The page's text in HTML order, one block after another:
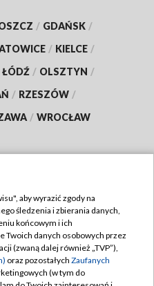
/ GDAŃSK /
/ KIELCE /
ŁÓDŹ / OLSZTYN /
/ RZESZÓW /
/ WROCŁAW
TVP
aby wyrazić zgody na
śledzenia i zbierania danych,
końcowym i ich
Twoich danych osobowych przez
(zwaną dalej również „TVP”),
oraz pozostałych Zaufanych
(w tym do